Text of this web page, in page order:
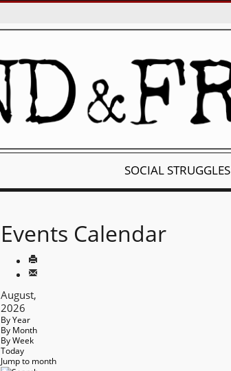
SOCIAL STRUGGLES
Events Calendar
August,
2026
By Year
By Month
By Week
Today
Jump to month